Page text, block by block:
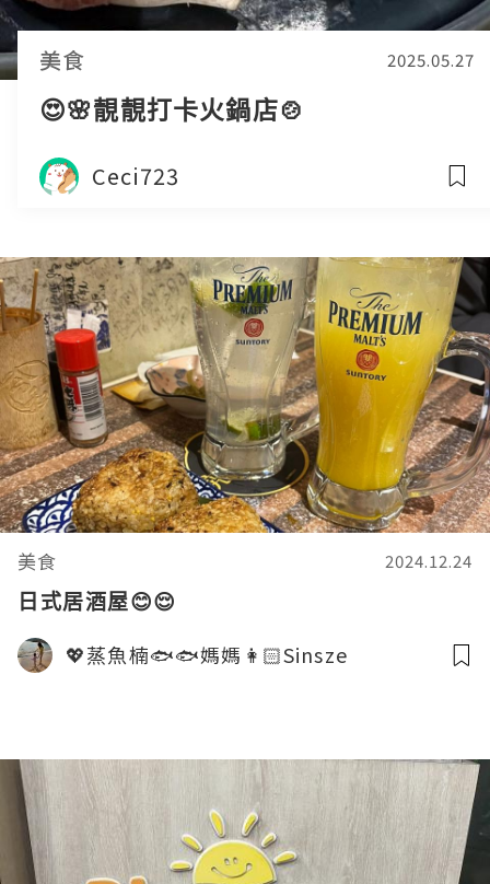
美食 2025.05.27
😍🌸靚靚打卡火鍋店🍲
Ceci723
美食 2024.12.24
日式居酒屋😊😌
💖蒸魚楠🐟🐟媽媽👩🏻Sinsze